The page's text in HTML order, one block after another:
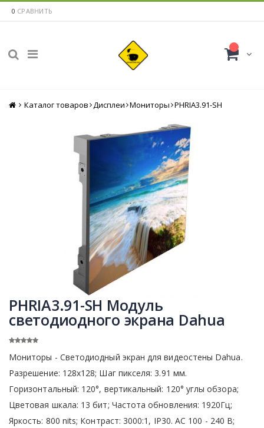
0 СРАВНИТЬ
Главная
Каталог товаров Дисплеи Мониторы PHRIA3.91-SH
PHRIA3.91-SH Модуль
светодиодного экрана Dahua
Мониторы - Светодиодный экран для видеостены Dahua.
Разрешение: 128х128; Шаг пикселя: 3.91 мм.
Горизонтальный: 120°, вертикальный: 120° углы обзора;
Цветовая шкала: 13 бит; Частота обновления: 1920Гц;
Яркость: 800 nits; Контраст: 3000:1, IP30. АС 100 - 240 В;